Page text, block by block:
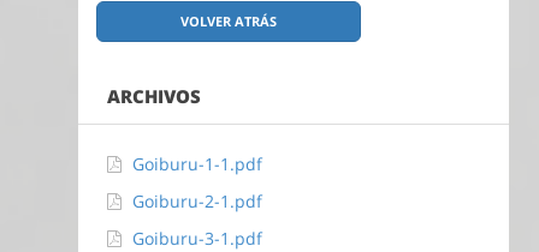
VOLVER ATRÁS
ARCHIVOS
Goiburu-1-1.pdf
Goiburu-2-1.pdf
Goiburu-3-1.pdf